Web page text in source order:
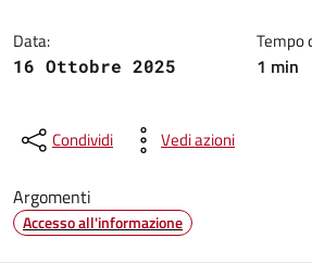
Data:
16 Ottobre 2025
Tempo
1 min
Condividi Vedi azioni
Argomenti
Accesso all'informazione